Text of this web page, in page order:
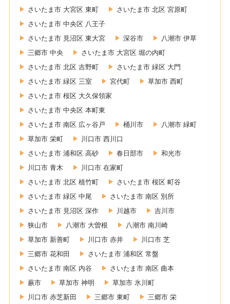
さいたま市 大宮区 東町
さいたま市 北区 宮原町
さいたま市 中央区 八王子
さいたま市 見沼区 東大宮
深谷市
八潮市 伊草
三郷市 中央
さいたま市 大宮区 堀の内町
さいたま市 北区 吉野町
さいたま市 緑区 大門
さいたま市 緑区 三室
宮代町
草加市 西町
さいたま市 桜区 大久保領家
さいたま市 中央区 本町東
さいたま市 南区 広ヶ谷戸
桶川市
八潮市 緑町
草加市 栄町
川口市 西川口
さいたま市 浦和区 高砂
春日部市
和光市
川口市 青木
川口市 在家町
さいたま市 北区 植竹町
さいたま市 桜区 町谷
さいたま市 緑区 中尾
さいたま市 南区 別所
さいたま市 見沼区 深作
川越市
吉川市
狭山市
八潮市 大曽根
八潮市 南川崎
草加市 新善町
川口市 赤井
川口市 芝
三郷市 花和田
さいたま市 浦和区 常盤
さいたま市 南区 内谷
さいたま市 南区 曲本
蕨市
草加市 神明
草加市 氷川町
川口市 赤芝新田
三郷市 東町
三郷市 栄